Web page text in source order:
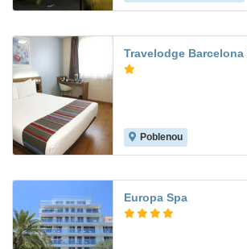
Travelodge
Poblenou
Europa Spa